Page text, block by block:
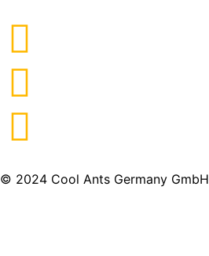
© 2024 Cool Ants Germany GmbH